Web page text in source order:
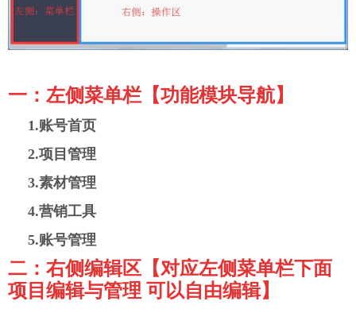
一：左侧菜单栏【功能模块导航】
1.账号首页
2.项目管理
3.素材管理
4.营销工具
5.账号管理
二：右侧编辑区 【对应左侧菜单栏下面
项目编辑与管理 可以自由编辑】